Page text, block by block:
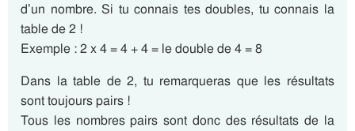
d’un nombre. Si tu connais tes doubles, tu connais la
table de 2 !
Exemple : 2 x 4 = 4 + 4 = le double de 4 = 8
Dans la table de 2, tu remarqueras que les résultats
sont toujours pairs !
Tous les nombres pairs sont donc des résultats de la